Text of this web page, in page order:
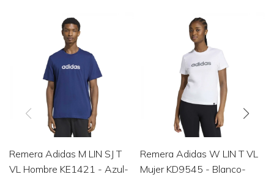
Remera Adidas M LIN SJ T
VL Hombre KE1421 - Azul-
Remera Adidas W LIN T VL
Mujer KD9545 - Blanco-